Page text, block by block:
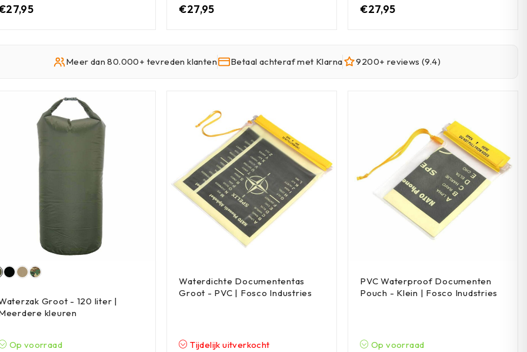
27,95 €27,95 €27,95
Meer dan 80.000+ tevreden klanten Betaal achteraf met Klarna 9200+ reviews (9.4)
Groot - 120 liter |
kleuren
Op voorraad
Waterdichte Documententas
Groot - PVC | Fosco Industries
Tijdelijk uitverkocht
PVC Waterproof Documenten
Pouch - Klein | Fosco Inudstries
Op voorraad